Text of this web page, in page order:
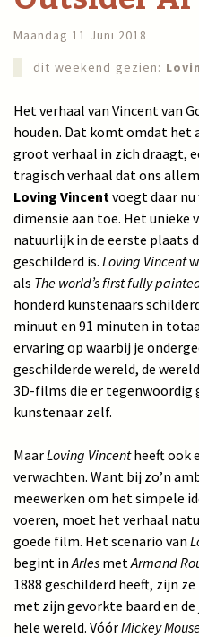
Maandag 11 Juni 2018
dit weekend gezien:
Het verhaal van Vincent van
houden. Dat komt omdat het
groot verhaal in zich draagt,
tragisch verhaal dat ons
Loving Vincentvoegt daar nu
dimensie aan toe. Het unieke
natuurlijk in de eerste plaats
geschilderd is. Loving Vincent
als The world’s first fully
honderd kunstenaars
minuut en 91 minuten in
ervaring op waarbij je
geschilderde wereld, de
3D-films die er tegenwoordig
kunstenaar zelf.
MaarLoving Vincentheeft ook
verwachten. Want bij zo’n
meewerken om het simpele
voeren, moet het verhaal
goede film. Het scenario van
begint inArles metArmand
1888 geschilderd heeft, zijn
met zijn gevorkte baard en
hele wereld. VóórMickey